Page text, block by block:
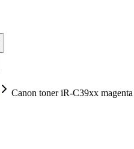
Canon toner iR-C39xx